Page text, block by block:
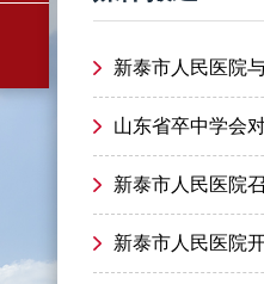
新泰市人民医院
山东省卒中学会
新泰市人民医院
新泰市人民医院